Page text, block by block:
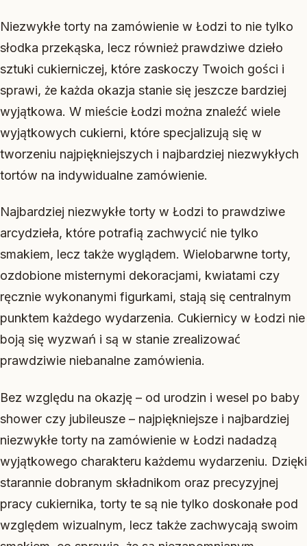
Niezwykłe torty na zamówienie w Łodzi to nie tylko
słodka przekąska, lecz również prawdziwe dzieło
sztuki cukierniczej, które zaskoczy Twoich gości i
sprawi, że każda okazja stanie się jeszcze bardziej
wyjątkowa. W mieście Łodzi można znaleźć wiele
wyjątkowych cukierni, które specjalizują się w
tworzeniu najpiękniejszych i najbardziej niezwykłych
tortów na indywidualne zamówienie.
Najbardziej niezwykłe torty w Łodzi to prawdziwe
arcydzieła, które potrafią zachwycić nie tylko
smakiem, lecz także wyglądem. Wielobarwne torty,
ozdobione misternymi dekoracjami, kwiatami czy
ręcznie wykonanymi figurkami, stają się centralnym
punktem każdego wydarzenia. Cukiernicy w Łodzi nie
boją się wyzwań i są w stanie zrealizować
prawdziwie niebanalne zamówienia.
Bez względu na okazję – od urodzin i wesel po baby
shower czy jubileusze – najpiękniejsze i najbardziej
niezwykłe torty na zamówienie w Łodzi nadadzą
wyjątkowego charakteru każdemu wydarzeniu. Dzięki
starannie dobranym składnikom oraz precyzyjnej
pracy cukiernika, torty te są nie tylko doskonałe pod
względem wizualnym, lecz także zachwycają swoim